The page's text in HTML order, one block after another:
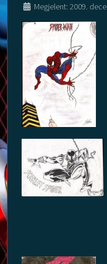
Megjelent: 2009.